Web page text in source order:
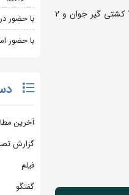
به گزارش روابط عمومی فدراسیون کشتی، این مسابقات روزهای 27 و 28 شهریورماه برگزار می شود و تیم منتخب کشورمان با 7 کشتی گیر جوان و 2
با حضور
با حضور
آخرین
گزارش
فیلم
گفتگو